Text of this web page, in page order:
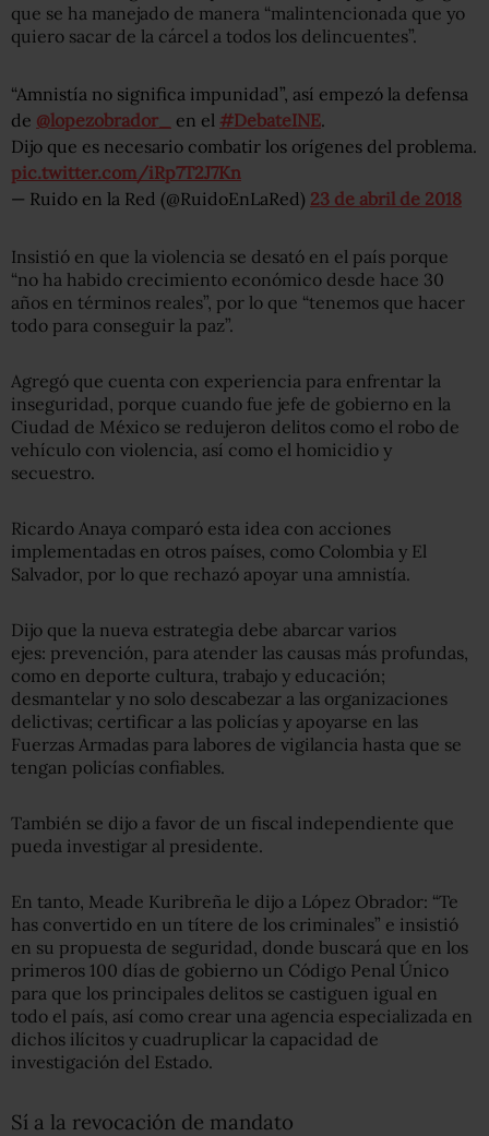
que se ha manejado de manera “malintencionada que yo
quiero sacar de la cárcel a todos los delincuentes”.
“Amnistía no significa impunidad”, así empezó la defensa
de @lopezobrador_ en el #DebateINE.
Dijo que es necesario combatir los orígenes del problema.
pic.twitter.com/iRp7T2J7Kn
— Ruido en la Red (@RuidoEnLaRed) 23 de abril de 2018
Insistió en que la violencia se desató en el país porque
“no ha habido crecimiento económico desde hace 30
años en términos reales”, por lo que “tenemos que hacer
todo para conseguir la paz”.
Agregó que cuenta con experiencia para enfrentar la
inseguridad, porque cuando fue jefe de gobierno en la
Ciudad de México se redujeron delitos como el robo de
vehículo con violencia, así como el homicidio y
secuestro.
Ricardo Anaya comparó esta idea con acciones
implementadas en otros países, como Colombia y El
Salvador, por lo que rechazó apoyar una amnistía.
Dijo que la nueva estrategia debe abarcar varios
ejes: prevención, para atender las causas más profundas,
como en deporte cultura, trabajo y educación;
desmantelar y no solo descabezar a las organizaciones
delictivas; certificar a las policías y apoyarse en las
Fuerzas Armadas para labores de vigilancia hasta que se
tengan policías confiables.
También se dijo a favor de un fiscal independiente que
pueda investigar al presidente.
En tanto, Meade Kuribreña le dijo a López Obrador: “Te
has convertido en un títere de los criminales” e insistió
en su propuesta de seguridad, donde buscará que en los
primeros 100 días de gobierno un Código Penal Único
para que los principales delitos se castiguen igual en
todo el país, así como crear una agencia especializada en
dichos ilícitos y cuadruplicar la capacidad de
investigación del Estado.
Sí a la revocación de mandato